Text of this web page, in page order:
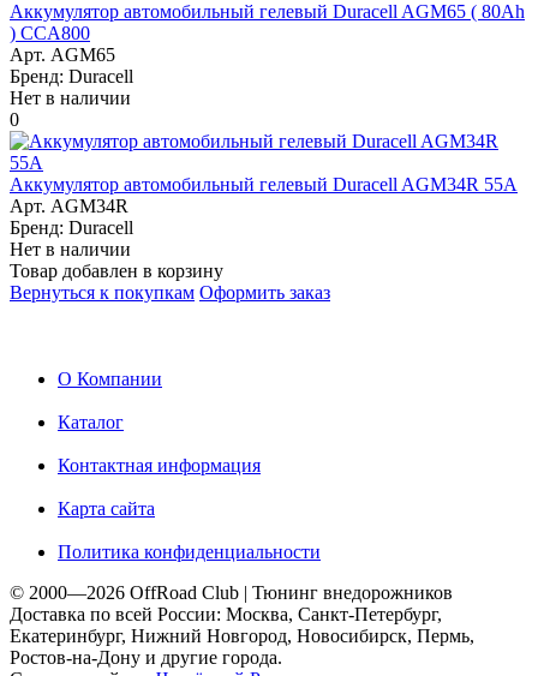
Аккумулятор автомобильный гелевый Duracell AGM65 ( 80Ah
) CCA800
Арт. AGM65
Бренд: Duracell
Нет в наличии
0
Аккумулятор автомобильный гелевый Duracell AGM34R 55A
Арт. AGM34R
Бренд: Duracell
Нет в наличии
Товар добавлен в корзину
Вернуться к покупкам Оформить заказ
О Компании
Каталог
Контактная информация
Карта сайта
Политика конфиденциальности
© 2000—2026 OffRoad Club | Тюнинг внедорожников
Доставка по всей России: Москва, Санкт-Петербург,
Екатеринбург, Нижний Новгород, Новосибирск, Пермь,
Ростов-на-Дону и другие города.